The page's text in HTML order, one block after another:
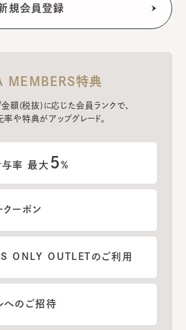
MEMBERS特典
額(税抜)に応じた会員ランクで、
率や特典がアップグレード。
与率 最大 5%
ーポン
ONLY OUTLETのご利用
へのご招待